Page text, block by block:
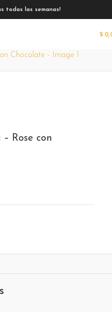
todas las semanas!
$
Rose con